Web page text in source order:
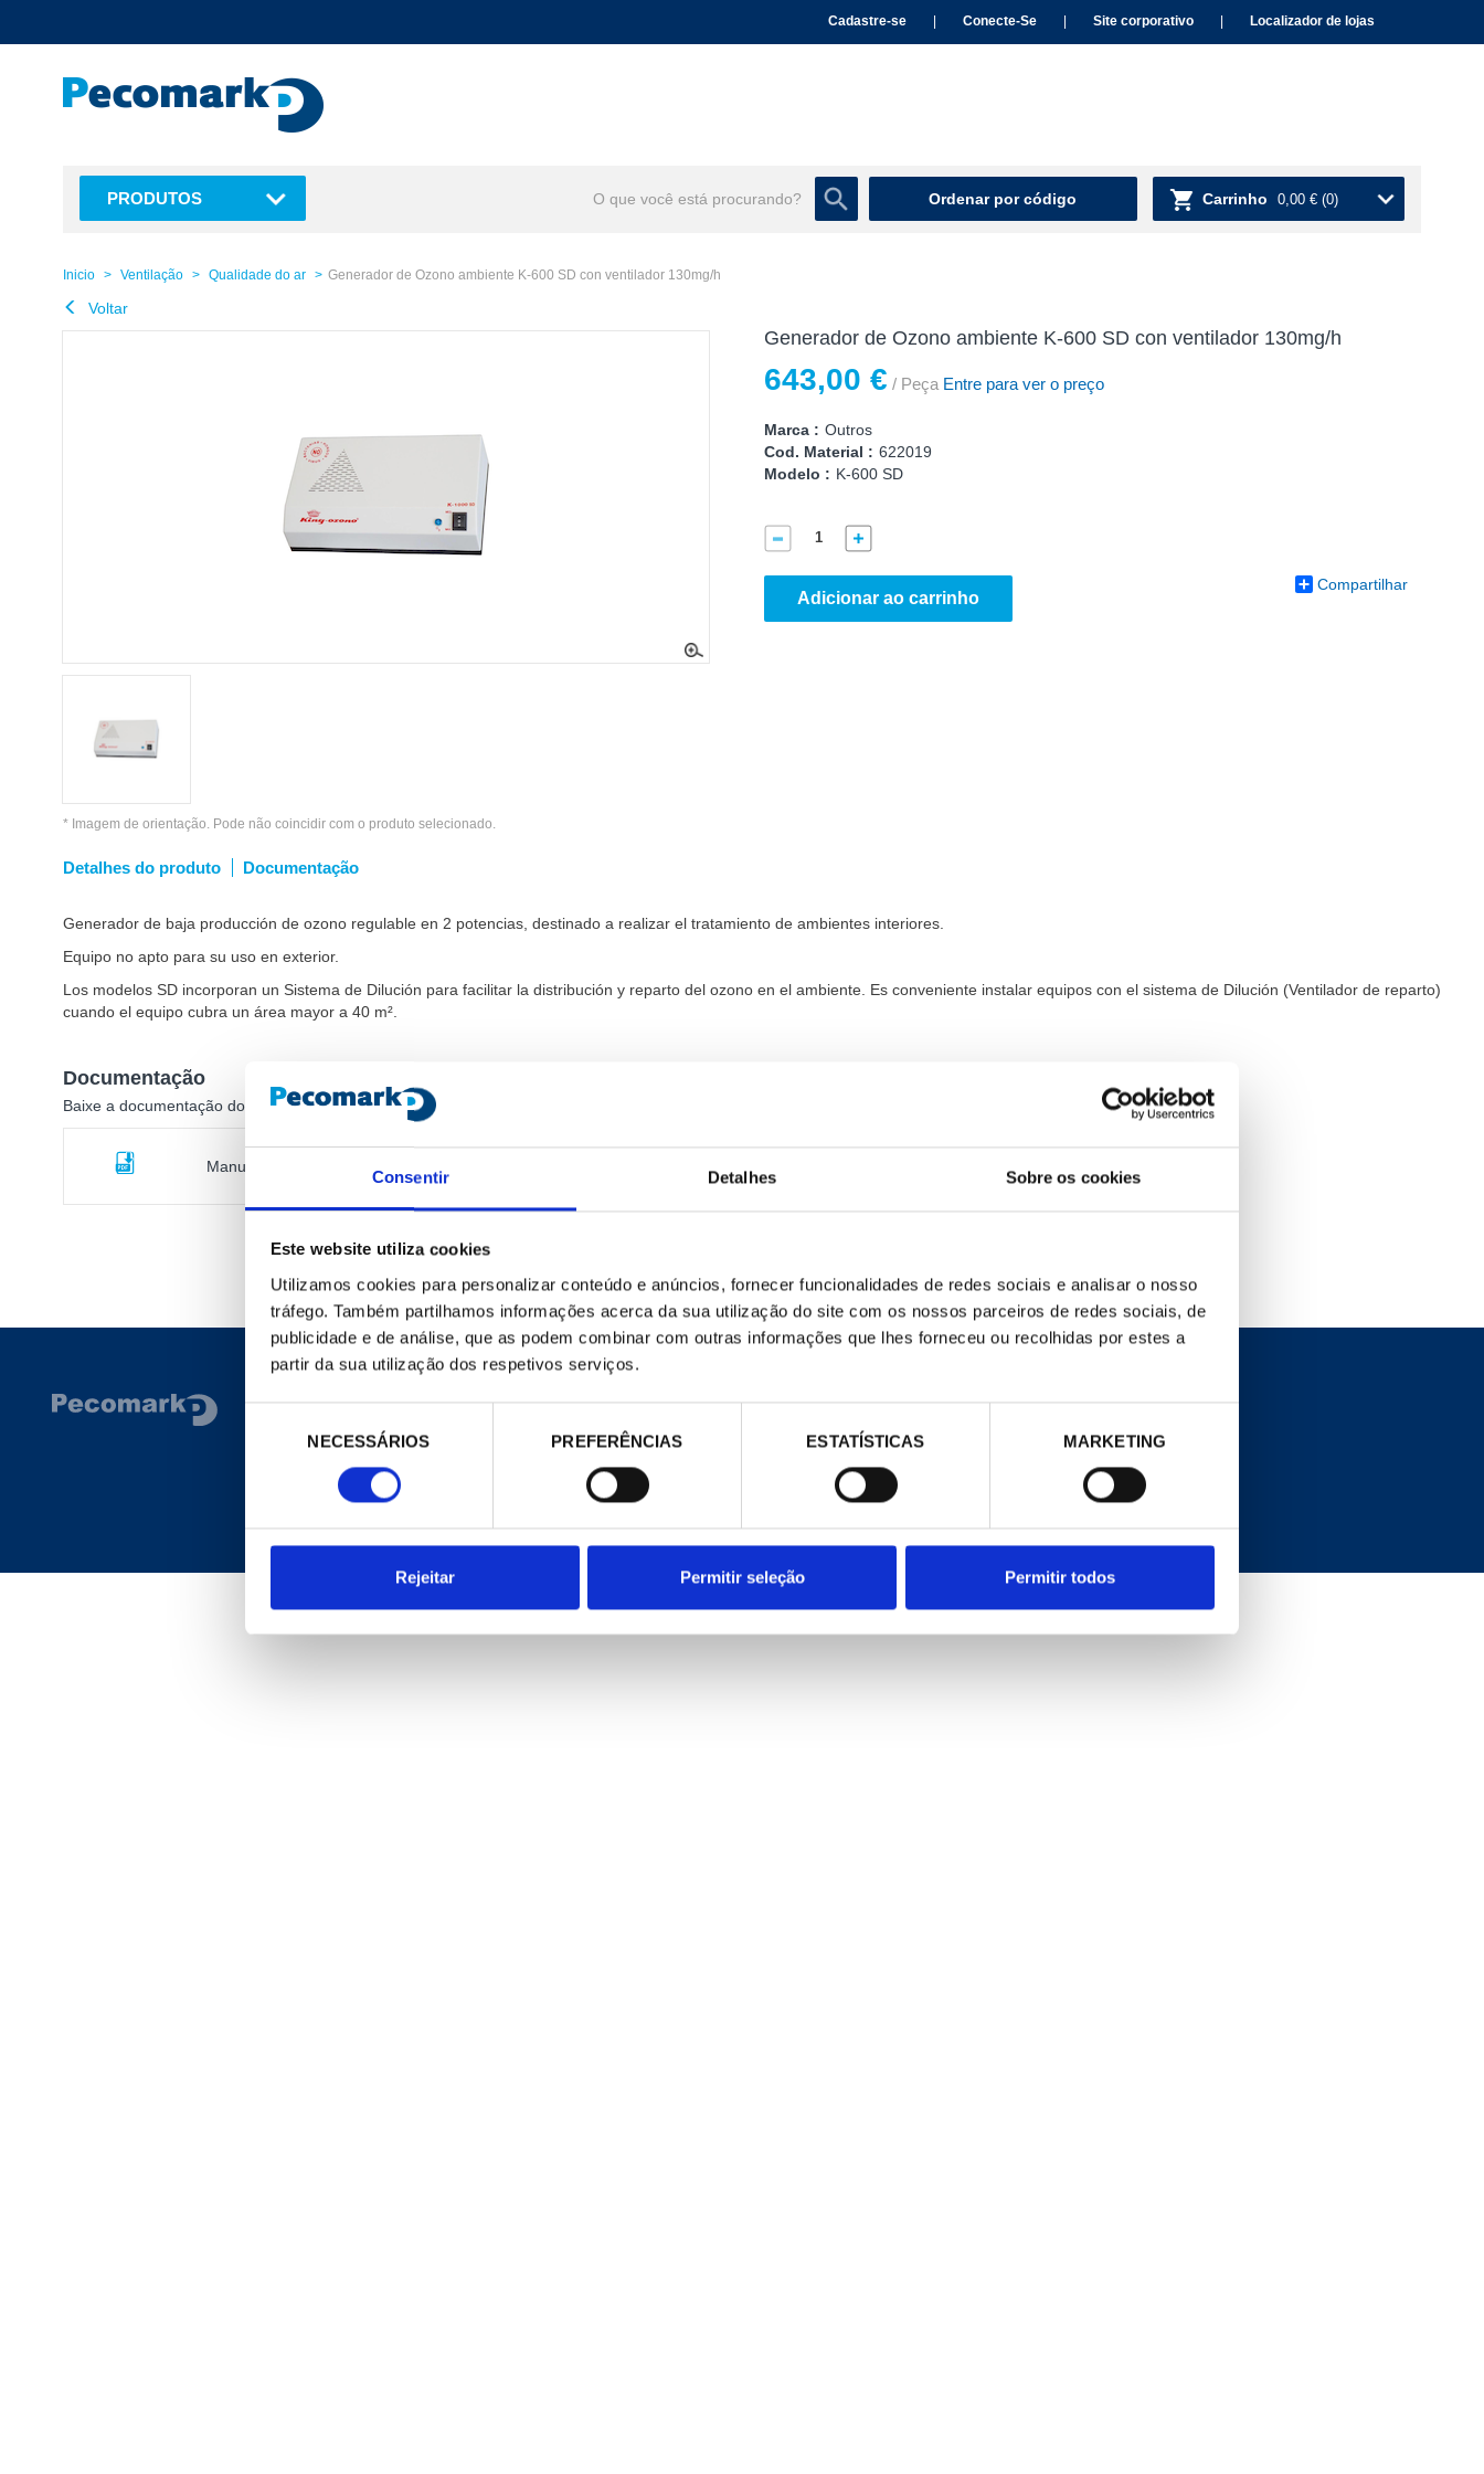
Consentir Detalhes Sobre os cookies
Este website utiliza cookies
Utilizamos cookies para personalizar conteúdo e anúncios, fornecer funcionalidades de redes sociais e analisar o nosso
tráfego. Também partilhamos informações acerca da sua utilização do site com os nossos parceiros de redes sociais, de
publicidade e de análise, que as podem combinar com outras informações que lhes forneceu ou recolhidas por estes a
partir da sua utilização dos respetivos serviços.
consentimento
NECESSÁRIOS PREFERÊNCIAS ESTATÍSTICAS MARKETING
Rejeitar Permitir seleção Permitir todos
Cadastre-se Conecte-Se Site corporativo Localizador de lojas
Ordenar por código Carrinho 0,00 € (0)
PRODUTOS
Inicio Ventilação Qualidade do ar Generador de Ozono ambiente K-600 SD con ventilador 130mg/h
Voltar
* Imagem de orientação. Pode não coincidir com o produto selecionado.
Detalhes do produto Documentação
Generador de Ozono ambiente K-600 SD con ventilador 130mg/h
643,00 € / Peça Entre para ver o preço
Marca : Outros
Cod. Material : 622019
Modelo : K-600 SD
Adicionar ao carrinho
Compartilhar
Generador de baja producción de ozono regulable en 2 potencias, destinado a realizar el tratamiento de ambientes interiores.
Equipo no apto para su uso en exterior.
Los modelos SD incorporan un Sistema de Dilución para facilitar la distribución y reparto del ozono en el ambiente. Es conveniente instalar equipos con el sistema de Dilución (Ventilador de reparto)
cuando el equipo cubra un área mayor a 40 m².
Documentação
Baixe a documentação do produto
Manual Instrucciones
CORPORATIVO
Site Geral
Delegações
E-COMMERCE
Website de comércio eletrônico
CONTATO
contacta@pecomark.com
Trabalhar com a gente
Siga-nos no Twitter
Siga-nos no Facebook
COND. LEGAL
Política de cookies